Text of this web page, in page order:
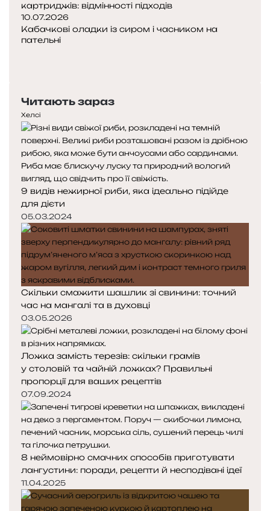
р
о
д
і
картриджів: відмінності підходів
10.07.2026
Кабачкові оладки із сиром і часником на
пательні
р
е
д
н
я
с
т
о
р
і
н
к
а
т
у
п
н
а
с
т
о
р
і
н
к
а
Читають зараз
Хелсі
9 видів нежирної риби, яка ідеально підійде
для дієти
05.03.2024
Скільки смажити шашлик зі свинини: точний
час на мангалі та в духовці
03.05.2026
Ложка замість терезів: скільки грамів
у столовій та чайній ложках? Правильні
пропорції для ваших рецептів
07.09.2024
8 неймовірно смачних способів приготувати
лангустини: поради, рецепти й несподівані ідеї
11.04.2025